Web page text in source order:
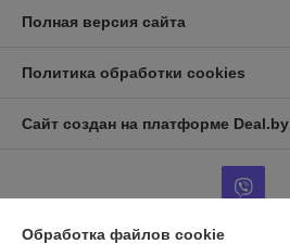
Полная версия сайта
Политика обработки cookies
Сайт создан на платформе Deal.by
Обработка файлов cookie